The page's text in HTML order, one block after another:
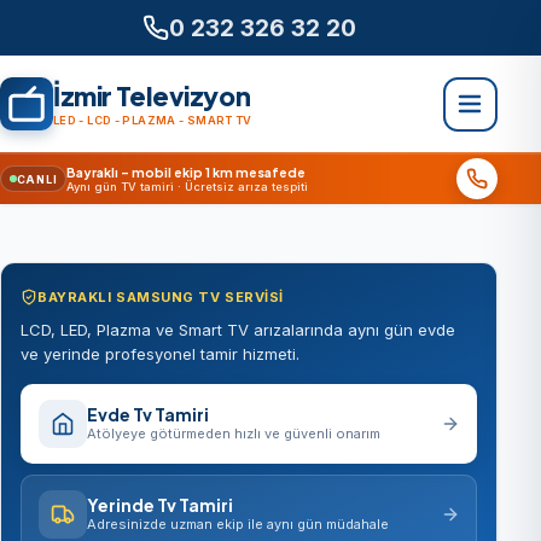
0 232 326 32 20
İzmir Televizyon
LED - LCD - PLAZMA - SMART TV
CANLI Bayraklı – mobil ekip 1 km mesafede
Aynı gün TV tamiri · Ücretsiz arıza tespiti
BAYRAKLI SAMSUNG TV SERVISI
LCD, LED, Plazma ve Smart TV arızalarında aynı gün evde
ve yerinde profesyonel tamir hizmeti.
Evde Tv Tamiri
Atölyeye götürmeden hızlı ve güvenli onarım
Yerinde Tv Tamiri
Adresinizde uzman ekip ile aynı gün müdahale